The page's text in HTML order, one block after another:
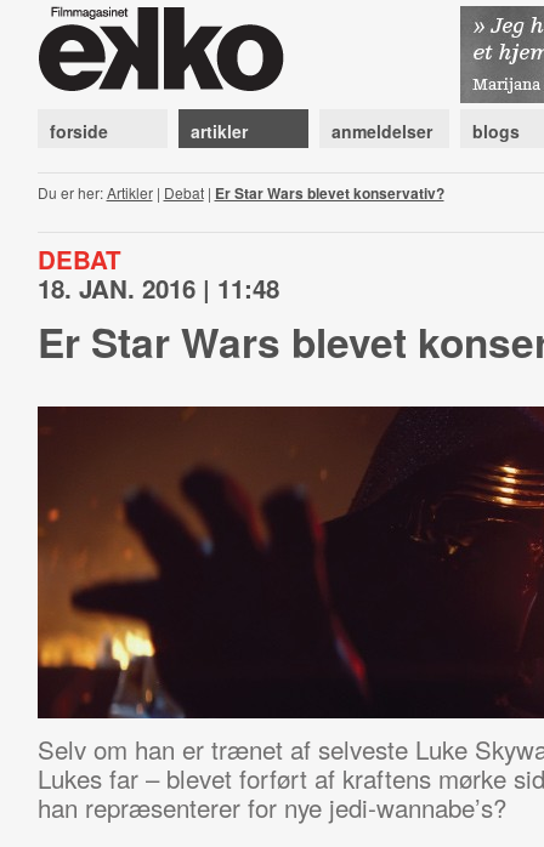
forside artikler anmeldelser blogs
Du er her:Artikler| Debat| Er Star Wars blevet konservativ?
DEBAT
18. JAN. 2016 | 11:48
Er Star Wars blevet
Selv om han er trænet af selveste Luke
Lukes far – blevet forført af kraftens mørke
han repræsenterer for nye jedi-wannabe’s?